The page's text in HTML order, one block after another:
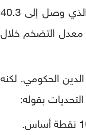
عربية"، إن قرار البنك المركزي كان متوقعاً؛ نظرا للارتفاع غير المسبوق بمعدل التضخم، والذي وصل إلى 40.3
معدل التضخم خلال
الحكومي. لكنه
بقوله: